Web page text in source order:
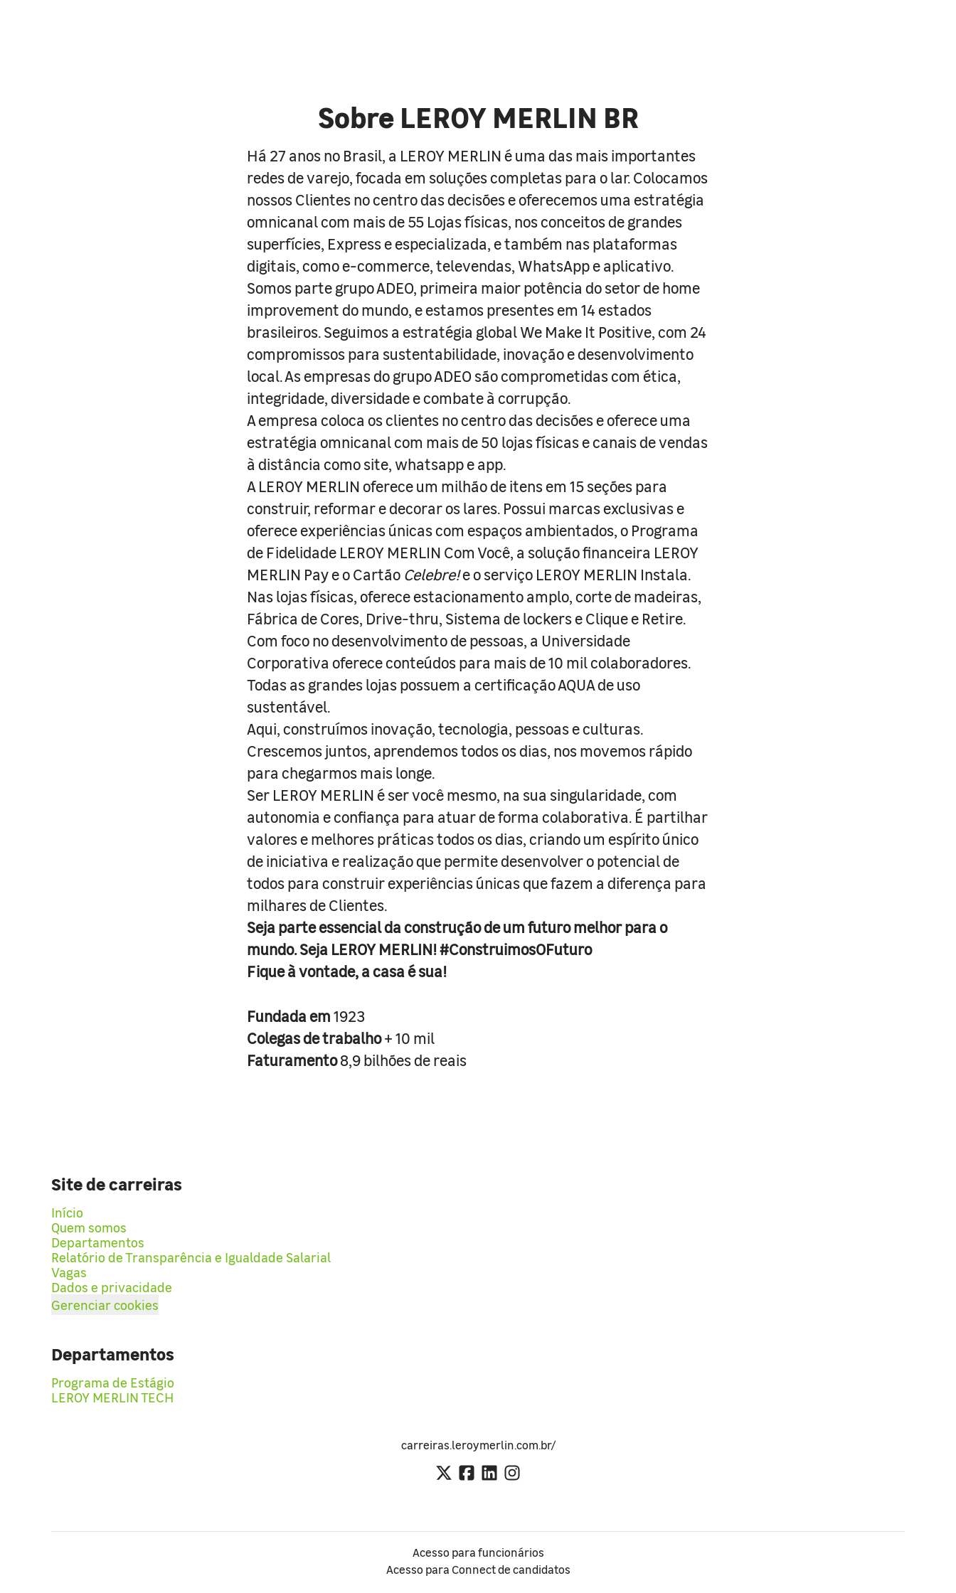
Sobre LEROY MERLIN BR
Há 27 anos no Brasil, a LEROY MERLIN é uma das mais importantes
redes de varejo, focada em soluções completas para o lar. Colocamos
nossos Clientes no centro das decisões e oferecemos uma estratégia
omnicanal com mais de 55 Lojas físicas, nos conceitos de grandes
superfícies, Express e especializada, e também nas plataformas
digitais, como e-commerce, televendas, WhatsApp e aplicativo.
Somos parte grupo ADEO, primeira maior potência do setor de home
improvement do mundo, e estamos presentes em 14 estados
brasileiros. Seguimos a estratégia global We Make It Positive, com 24
compromissos para sustentabilidade, inovação e desenvolvimento
local. As empresas do grupo ADEO são comprometidas com ética,
integridade, diversidade e combate à corrupção.
A empresa coloca os clientes no centro das decisões e oferece uma
estratégia omnicanal com mais de 50 lojas físicas e canais de vendas
à distância como site, whatsapp e app.
A LEROY MERLIN oferece um milhão de itens em 15 seções para
construir, reformar e decorar os lares. Possui marcas exclusivas e
oferece experiências únicas com espaços ambientados, o Programa
de Fidelidade LEROY MERLIN Com Você, a solução financeira LEROY
MERLIN Pay e o Cartão Celebre!e o serviço LEROY MERLIN Instala.
Nas lojas físicas, oferece estacionamento amplo, corte de madeiras,
Fábrica de Cores, Drive-thru, Sistema de lockers e Clique e Retire.
Com foco no desenvolvimento de pessoas, a Universidade
Corporativa oferece conteúdos para mais de 10 mil colaboradores.
Todas as grandes lojas possuem a certificação AQUA de uso
sustentável.
Aqui, construímos inovação, tecnologia, pessoas e culturas.
Crescemos juntos, aprendemos todos os dias, nos movemos rápido
para chegarmos mais longe.
Ser LEROY MERLIN é ser você mesmo, na sua singularidade, com
autonomia e confiança para atuar de forma colaborativa. É partilhar
valores e melhores práticas todos os dias, criando um espírito único
de iniciativa e realização que permite desenvolver o potencial de
todos para construir experiências únicas que fazem a diferença para
milhares de Clientes.
Seja parte essencial da construção de um futuro melhor para o
mundo. Seja LEROY MERLIN! #ConstruimosOFuturo
Fique à vontade, a casa é sua!
Fundada em1923
Colegas de trabalho+ 10 mil
Faturamento8,9 bilhões de reais
Site de carreiras
Início
Quem somos
Departamentos
Relatório de Transparência e Igualdade Salarial
Vagas
Dados e privacidade
Gerenciar cookies
Departamentos
Programa de Estágio
LEROY MERLIN TECH
carreiras.leroymerlin.com.br/
Acesso para funcionários
Acesso para Connect de candidatos